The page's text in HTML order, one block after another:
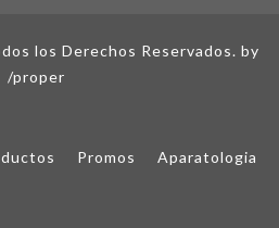
los Derechos Reservados. by
/proper
Promos
Aparatologia